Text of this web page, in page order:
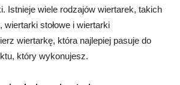
Istnieje wiele rodzajów wiertarek, takich
wiertarki stołowe i wiertarki
wiertarkę, która najlepiej pasuje do
który wykonujesz.